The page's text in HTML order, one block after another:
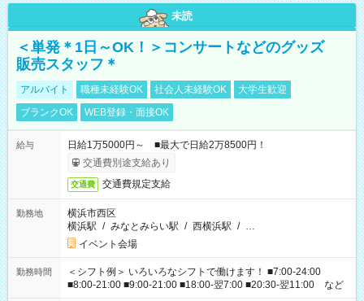
未読
＜単発＊1日～OK！＞コンサートなどのグッズ
販売スタッフ＊
アルバイト 職種未経験OK 社会人未経験OK
大学生歓迎
ブランクOK
WEB登録・面接OK
給与
日給1万5000円～ ■最大で日給2万8500円！
交通費別途支給あり
交通費 交通費規定支給
勤務地
横浜市西区
横浜駅 / みなとみらい駅 / 西横浜駅 / …
イベント会場
勤務時間
＜シフト例＞ いろいろなシフトで働けます！ ■7:00-24:00
■8:00-21:00 ■9:00-21:00 ■18:00-翌7:00 ■20:30-翌11:00 など